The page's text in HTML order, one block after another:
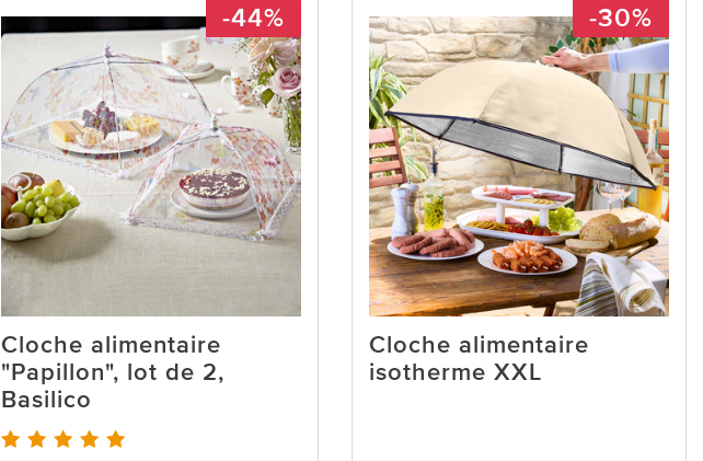
-44%
Cloche alimentaire
"Papillon", lot de 2,
Basilico
-30%
Cloche alimentaire
isotherme XXL